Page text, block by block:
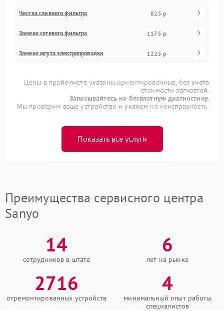
Чистка сливного фильтра 825 р
Замена сетевого фильтра 1175 р
Замена жгута электропроводки 1225 р
Цены в прайс-листе указаны ориентировочные, без учета
стоимости запчастей.
Записывайтесь на бесплатную диагностику.
Мы проверим ваше устройство и укажем на неисправность.
Показать все услуги
Преимущества сервисного центра
Sanyo
14
сотрудников в штате
6
лет на рынке
2716
отремонтированных устройств
4
минимальный опыт работы
специалистов